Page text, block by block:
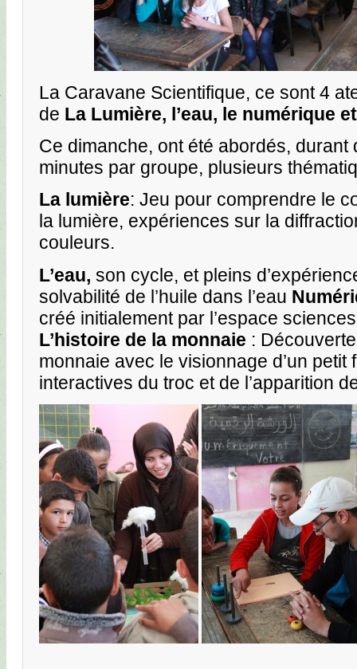
La Caravane Scientifique, ce sont 4
de La Lumière, l’eau, le numérique
Ce dimanche, ont été abordés, durant
minutes par groupe, plusieurs
La lumière: Jeu pour comprendre le
la lumière, expériences sur la
couleurs.
L’eau, son cycle, et pleins
solvabilité de l’huile dans l’eau
créé initialement par l’espace
L’histoire de la monnaie :
monnaie avec le visionnage d’un petit
interactives du troc et de l’apparition